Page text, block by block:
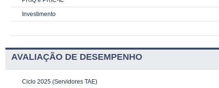
Investimento
AVALIAÇÃO DE DESEMPENHO
Ciclo 2025 (Servidores TAE)